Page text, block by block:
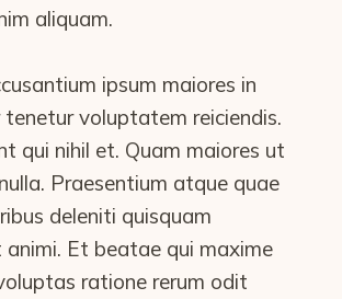
aliquam.
ipsum maiores in
voluptatem reiciendis.
qui nihil et. Quam maiores ut
Praesentium atque quae
deleniti quisquam
Et beatae qui maxime
ratione rerum odit